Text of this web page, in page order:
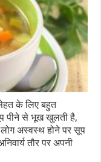
के लिए बहुत
पीने से भूख खुलती है,
अस्वस्थ होने पर सूप
तौर पर अपनी